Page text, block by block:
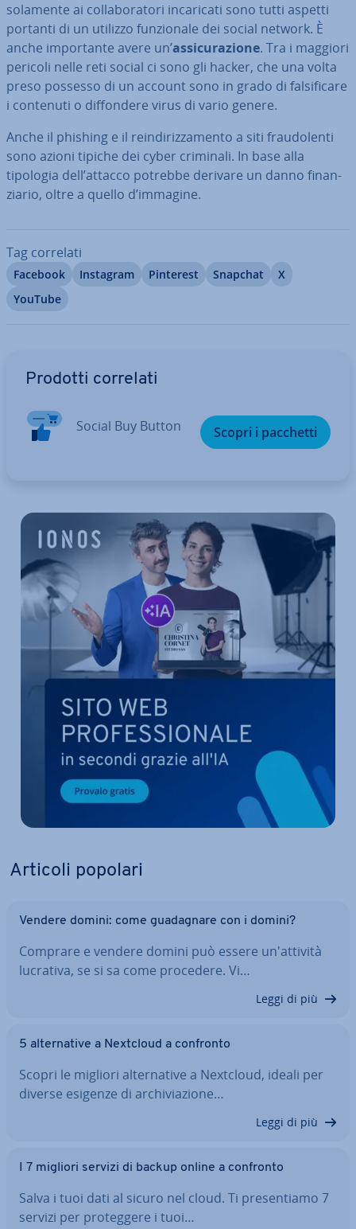
solamente ai col­la­bo­ra­to­ri in­ca­ri­ca­ti sono tutti aspetti
portanti di un utilizzo fun­zio­na­le dei social network. È
anche im­por­tan­te avere un’as­si­cu­ra­zio­ne. Tra i maggiori
pericoli nelle reti social ci sono gli hacker, che una volta
preso possesso di un account sono in grado di fal­si­fi­ca­re
i contenuti o dif­fon­de­re virus di vario genere.
Anche il phishing e il rein­di­riz­za­men­to a siti frau­do­len­ti
sono azioni tipiche dei cyber criminali. In base alla
tipologia dell’attacco potrebbe derivare un danno fi­nan­
zia­rio, oltre a quello d’immagine.
Tag correlati
Facebook Instagram Pinterest Snapchat
X
YouTube
Prodotti correlati
Social Buy Button Scopri i pacchetti
Articoli popolari
Vendere domini: come gua­da­gna­re con i domini?
Comprare e vendere domini può essere un'at­ti­vi­tà
lucrativa, se si sa come procedere. Vi…
Leggi di più
5 al­ter­na­ti­ve a Nextcloud a confronto
Scopri le migliori al­ter­na­ti­ve a Nextcloud, ideali per
diverse esigenze di ar­chi­via­zio­ne…
Leggi di più
I 7 migliori servizi di backup online a confronto
Salva i tuoi dati al sicuro nel cloud. Ti pre­sen­tia­mo 7
servizi per pro­teg­ge­re i tuoi…